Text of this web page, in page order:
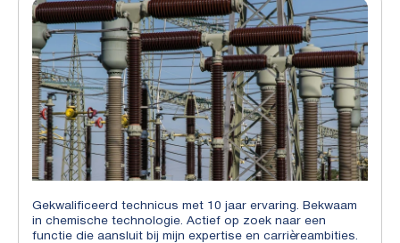
Gekwalificeerd technicus met 10 jaar ervaring. Bekwaam
in chemische technologie. Actief op zoek naar een
functie die aansluit bij mijn expertise en carrièreambities.